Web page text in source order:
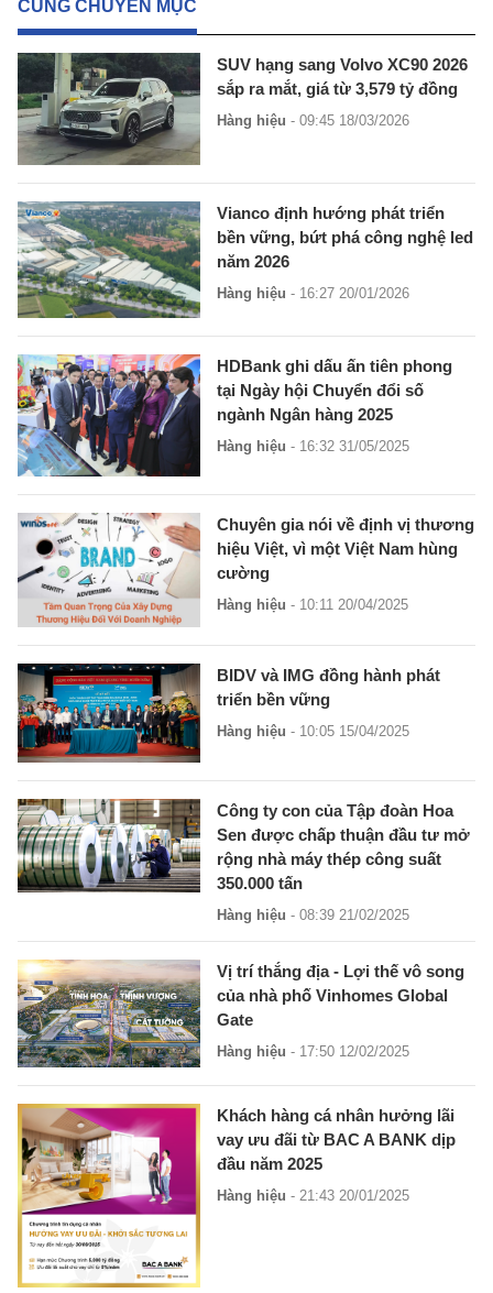
CÙNG CHUYÊN MỤC
SUV hạng sang Volvo XC90 2026
sắp ra mắt, giá từ 3,579 tỷ đồng
Hàng hiệu - 09:45 18/03/2026
Vianco định hướng phát triển
bền vững, bứt phá công nghệ led
năm 2026
Hàng hiệu - 16:27 20/01/2026
HDBank ghi dấu ấn tiên phong
tại Ngày hội Chuyển đổi số
ngành Ngân hàng 2025
Hàng hiệu - 16:32 31/05/2025
Chuyên gia nói về định vị thương
hiệu Việt, vì một Việt Nam hùng
cường
Hàng hiệu - 10:11 20/04/2025
BIDV và IMG đồng hành phát
triển bền vững
Hàng hiệu - 10:05 15/04/2025
Công ty con của Tập đoàn Hoa
Sen được chấp thuận đầu tư mở
rộng nhà máy thép công suất
350.000 tấn
Hàng hiệu - 08:39 21/02/2025
Vị trí thắng địa - Lợi thế vô song
của nhà phố Vinhomes Global
Gate
Hàng hiệu - 17:50 12/02/2025
Khách hàng cá nhân hưởng lãi
vay ưu đãi từ BAC A BANK dịp
đầu năm 2025
Hàng hiệu - 21:43 20/01/2025